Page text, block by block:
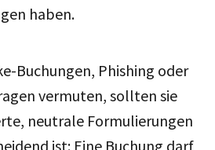
haben.
Buchungen, Phishing oder
vermuten, sollten sie
neutrale Formulierungen
ist: Eine Buchung darf